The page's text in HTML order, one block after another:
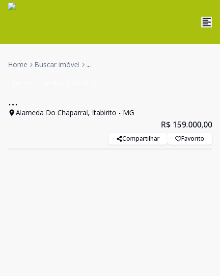
Home Buscar imóvel ...
...
Alameda Do Chaparral, Itabirito - MG
R$ 159.000,00
Compartilhar Favorito